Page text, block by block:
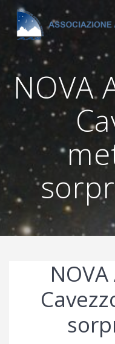
NOVA